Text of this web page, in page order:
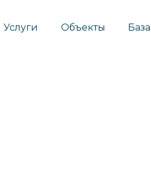
Услуги Объекты